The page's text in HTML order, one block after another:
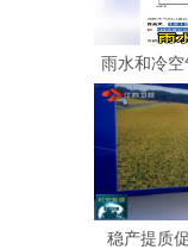
雨水和冷
稳产提质